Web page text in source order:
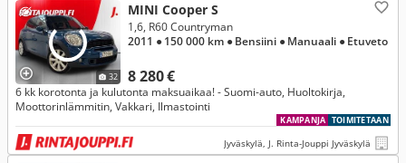
32
MINI Cooper S
8 280 €
1,6, R60 Countryman
2011 ● 150 000 km ● Bensiini ● Manuaali ● Etuveto
6 kk korotonta ja kulutonta maksuaikaa! - Suomi-auto, Huoltokirja,
Moottorinlämmitin, Vakkari, Ilmastointi
TOIMITETAAN
KAMPANJA
Jyväskylä, J. Rinta-Jouppi Jyväskylä